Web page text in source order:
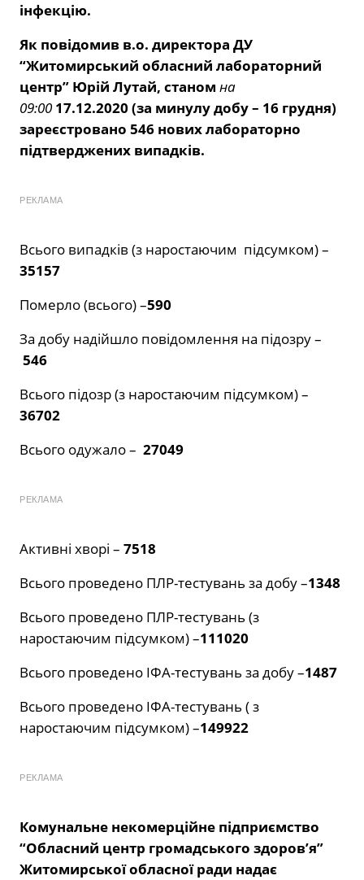
інфекцію.
Як повідомив в.о. директора ДУ
“Житомирський обласний лабораторний
центр” Юрій Лутай, станом на
09:00 17.12.2020 (за минулу добу – 16 грудня)
зареєстровано 546 нових лабораторно
підтверджених випадків.
РЕКЛАМА
Всього випадків (з наростаючим підсумком) –
35157
Померло (всього) –590
За добу надійшло повідомлення на підозру –
546
Всього підозр (з наростаючим підсумком) –
36702
Всього одужало – 27049
РЕКЛАМА
Активні хворі – 7518
Всього проведено ПЛР-тестувань за добу –1348
Всього проведено ПЛР-тестувань (з
наростаючим підсумком) –111020
Всього проведено ІФА-тестувань за добу –1487
Всього проведено ІФА-тестувань ( з
наростаючим підсумком) –149922
РЕКЛАМА
Комунальне некомерційне підприємство
“Обласний центр громадського здоров’я”
Житомирської обласної ради надає